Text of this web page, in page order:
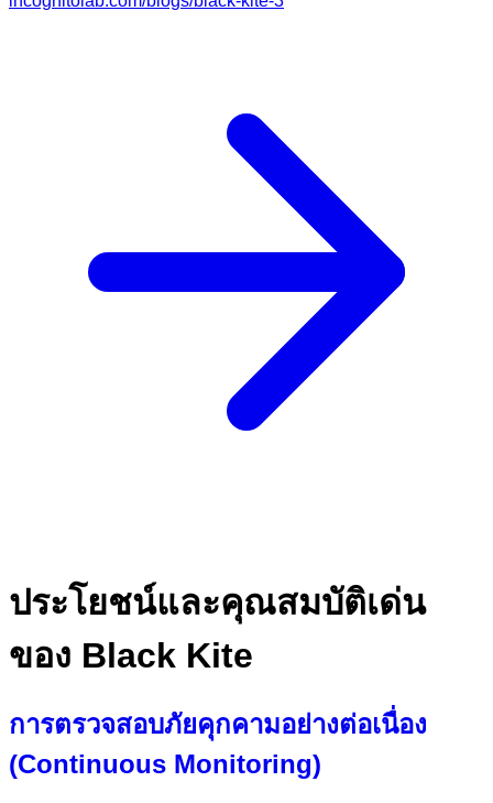
ประโยชน์และคุณสมบัติเด่น
ของ Black Kite
การตรวจสอบภัยคุกคามอย่างต่อเนื่อง
(Continuous Monitoring)